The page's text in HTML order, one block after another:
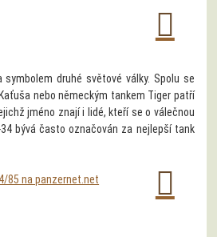
symbolem druhé světové války. Spolu se
nebo německým tankem Tiger patří
jméno znají i lidé, kteří se o válečnou
bývá často označován za nejlepší tank
85 na panzernet.net